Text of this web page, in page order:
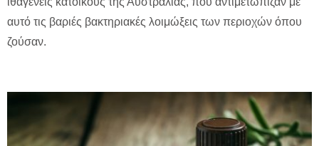
αυτό τις βαριές βακτηριακές λοιμώξεις των περιοχών όπου
ζούσαν.